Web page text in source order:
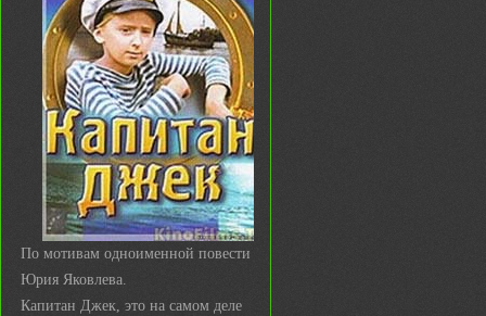
По мотивам одноименной повести
Юрия Яковлева.
Капитан Джек, это на самом деле